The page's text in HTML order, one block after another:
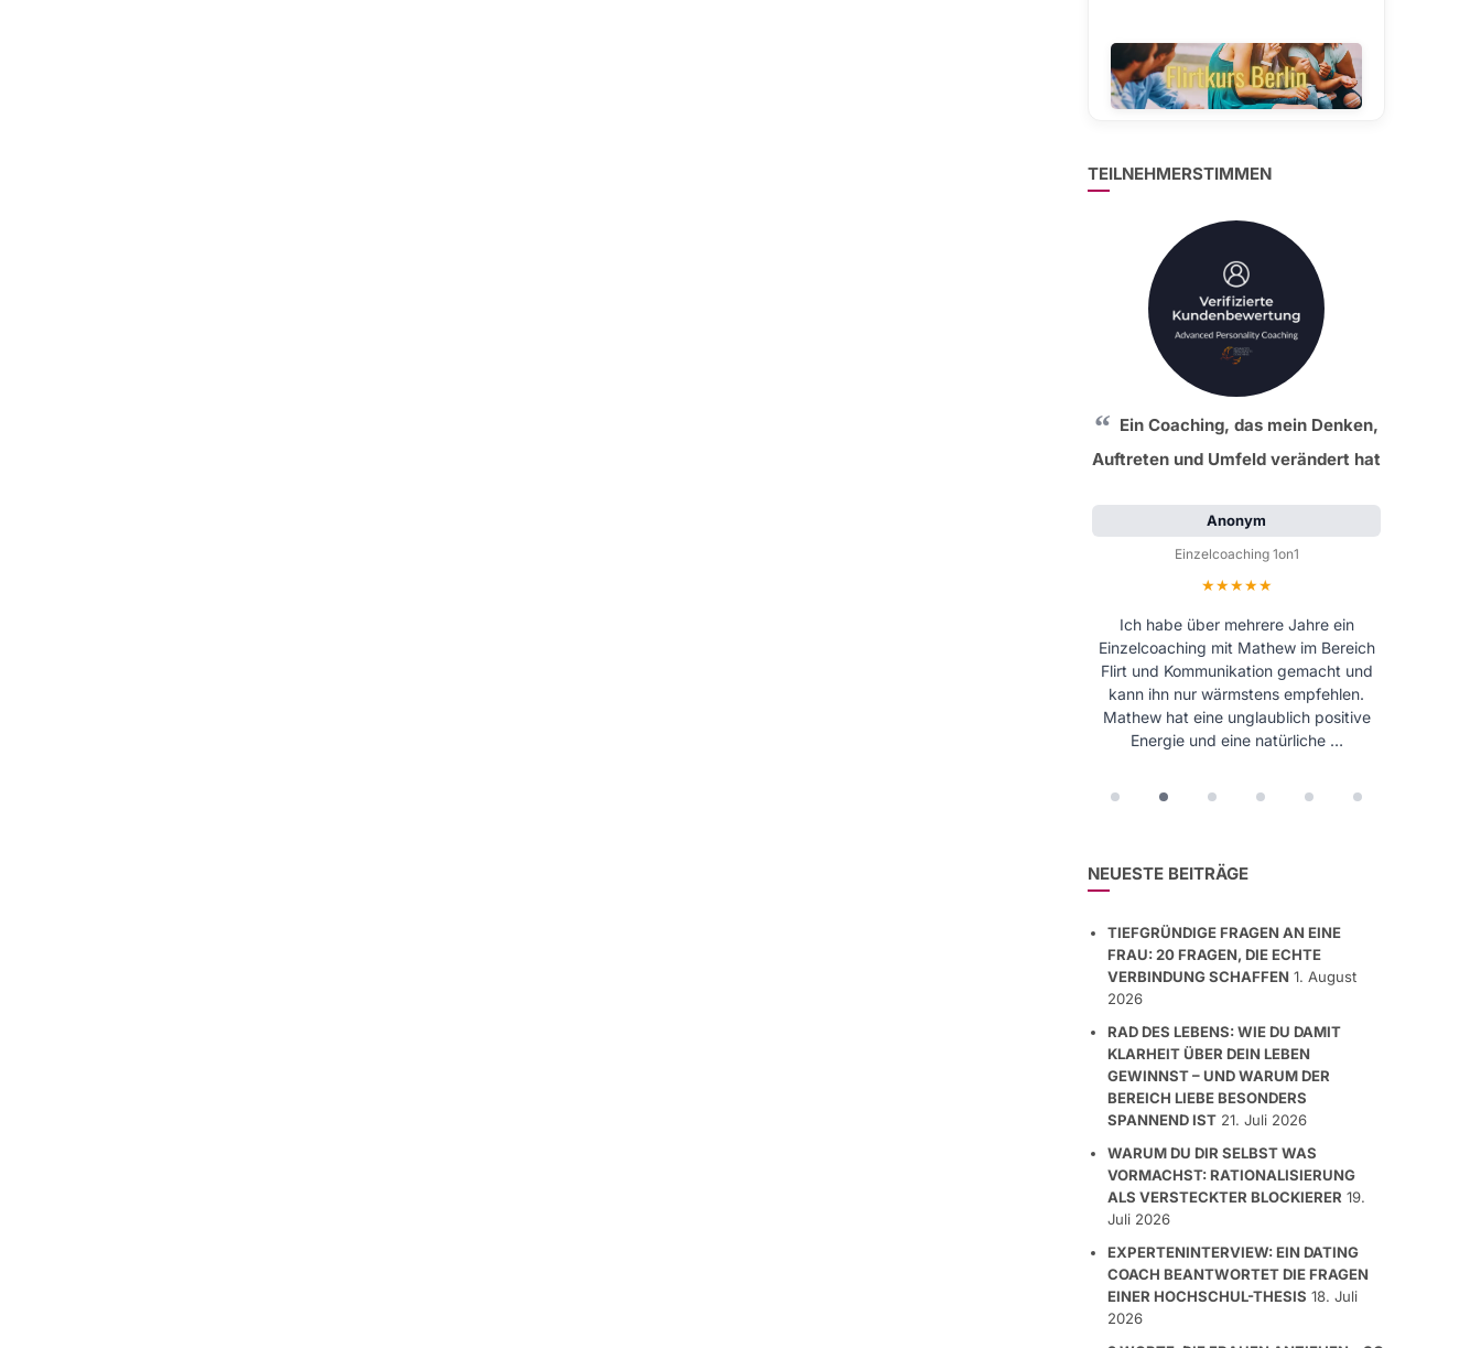
TEILNEHMERSTIMMEN
Ein Coaching, das mein Denken,
Auftreten und Umfeld verändert hat
Anonym
Einzelcoaching 1on1
Bewertung: 5 von 5 Sternen
Ich habe über mehrere Jahre ein
Einzelcoaching mit Mathew im Bereich
Flirt und Kommunikation gemacht und
kann ihn nur wärmstens empfehlen.
Mathew hat eine unglaublich positive
Energie und eine natürliche …
NEUESTE BEITRÄGE
TIEFGRÜNDIGE FRAGEN AN EINE
FRAU: 20 FRAGEN, DIE ECHTE
VERBINDUNG SCHAFFEN 1. August
2026
RAD DES LEBENS: WIE DU DAMIT
KLARHEIT ÜBER DEIN LEBEN
GEWINNST – UND WARUM DER
BEREICH LIEBE BESONDERS
SPANNEND IST 21. Juli 2026
WARUM DU DIR SELBST WAS
VORMACHST: RATIONALISIERUNG
ALS VERSTECKTER BLOCKIERER 19.
Juli 2026
EXPERTENINTERVIEW: EIN DATING
COACH BEANTWORTET DIE FRAGEN
EINER HOCHSCHUL-THESIS 18. Juli
2026